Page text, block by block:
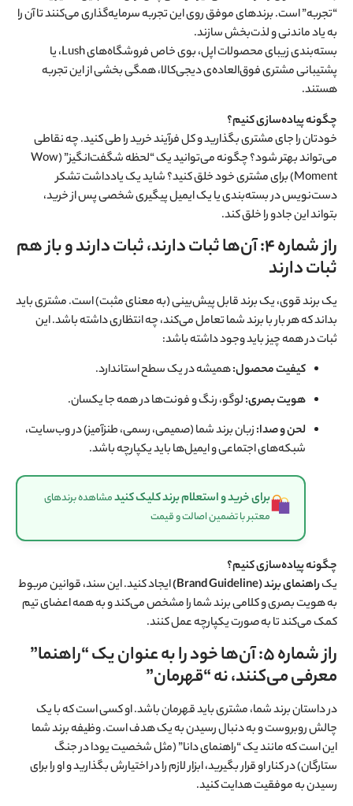
“تجربه” است. برندهای موفق روی این تجربه سرمایه‌گذاری می‌کنند تا آن را
به یاد ماندنی و لذت‌بخش سازند.
بسته‌بندی زیبای محصولات اپل، بوی خاص فروشگاه‌های Lush، یا
پشتیبانی مشتری فوق‌العاده‌ی دیجی‌کالا، همگی بخشی از این تجربه
هستند.
چگونه پیاده‌سازی کنیم؟
خودتان را جای مشتری بگذارید و کل فرآیند خرید را طی کنید. چه نقاطی
می‌تواند بهتر شود؟ چگونه می‌توانید یک “لحظه شگفت‌انگیز” (Wow
Moment) برای مشتری خود خلق کنید؟ شاید یک یادداشت تشکر
دست‌نویس در بسته‌بندی یا یک ایمیل پیگیری شخصی پس از خرید،
بتواند این جادو را خلق کند.
راز شماره ۴: آن‌ها ثبات دارند، ثبات دارند و باز هم
ثبات دارند
یک برند قوی، یک برند قابل پیش‌بینی (به معنای مثبت) است. مشتری باید
بداند که هر بار با برند شما تعامل می‌کند، چه انتظاری داشته باشد. این
ثبات در همه چیز باید وجود داشته باشد:
کیفیت محصول:همیشه در یک سطح استاندارد.
هویت بصری:لوگو، رنگ و فونت‌ها در همه جا یکسان.
لحن و صدا:زبان برند شما (صمیمی، رسمی، طنزآمیز) در وب‌سایت،
شبکه‌های اجتماعی و ایمیل‌ها باید یکپارچه باشد.
برای خرید و استعلام برند کلیک کنیدمشاهده برندهای
معتبر با تضمین اصالت و قیمت
چگونه پیاده‌سازی کنیم؟
یکراهنمای برند (Brand Guideline)
ایجاد کنید. این سند، قوانین مربوط
به هویت بصری و کلامی برند شما را مشخص می‌کند و به همه اعضای تیم
کمک می‌کند تا به صورت یکپارچه عمل کنند.
راز شماره ۵: آن‌ها خود را به عنوان یک “راهنما”
معرفی می‌کنند، نه “قهرمان”
در داستان برند شما، مشتری باید قهرمان باشد. او کسی است که با یک
چالش روبروست و به دنبال رسیدن به یک هدف است. وظیفه برند شما
این است که مانند یک “راهنمای دانا” (مثل شخصیت یودا در جنگ
ستارگان) در کنار او قرار بگیرید، ابزار لازم را در اختیارش بگذارید و او را برای
رسیدن به موفقیت هدایت کنید.